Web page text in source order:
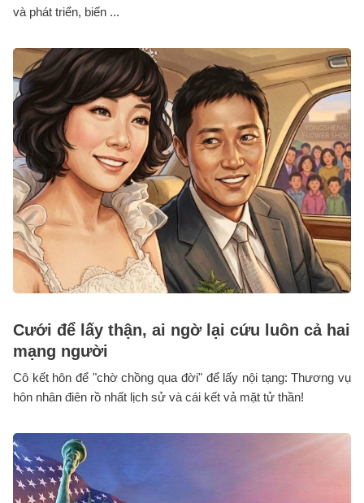
và phát triển, biến ...
Cưới để lấy thận, ai ngờ lại cứu luôn cả hai
mạng người
Cô kết hôn để "chờ chồng qua đời" để lấy nội tạng: Thương vụ
hôn nhân điên rồ nhất lịch sử và cái kết vả mặt tử thần!